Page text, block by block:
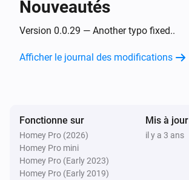
L'alarme contact s'est désactivée
Door/Window Sensor (SNZB-04)
L'alarme batterie s'est désactivée
Activé
Nouveautés
Version 0.0.29 — Another typo fixed..
Afficher le journal des modifications
Fonctionne sur
Homey Pro (2026)
Homey Pro mini
Homey Pro (Early 2023)
Homey Pro (Early 2019)
Mis à jour
il y a 3 ans